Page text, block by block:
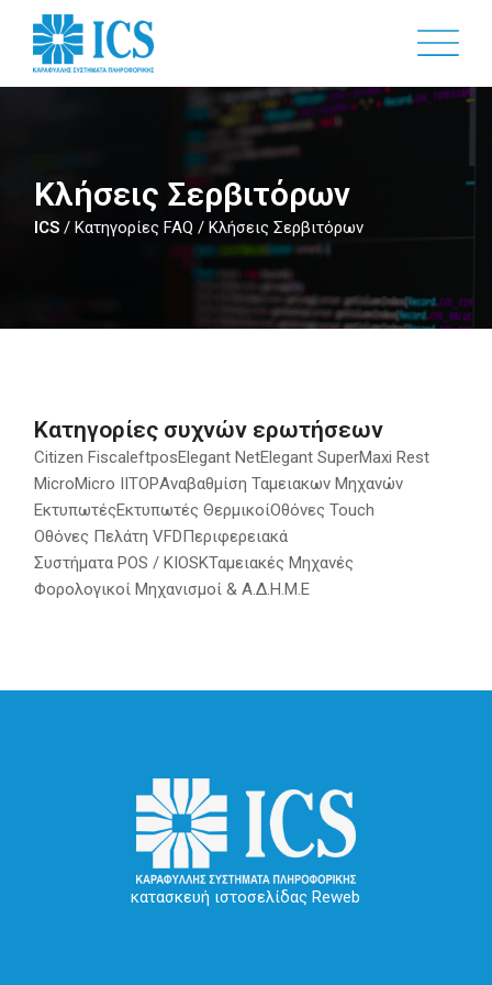
Skip
main
Κλήσεις Σερβιτόρων
ICS /Κατηγορίες FAQ /Κλήσεις Σερβιτόρων
Κατηγορίες συχνών ερωτήσεων
Citizen FiscaleftposElegant NetElegant SuperMaxi Rest
MicroMicro IITOPΑναβαθμίση Ταμειακων Μηχανών
ΕκτυπωτέςΕκτυπωτές ΘερμικοίΟθόνες Touch
Οθόνες Πελάτη VFDΠεριφερειακά
Συστήματα POS / KIOSKΤαμειακές Μηχανές
Φορολογικοί Μηχανισμοί & Α.Δ.Η.Μ.Ε
κατασκευή ιστοσελίδας Reweb